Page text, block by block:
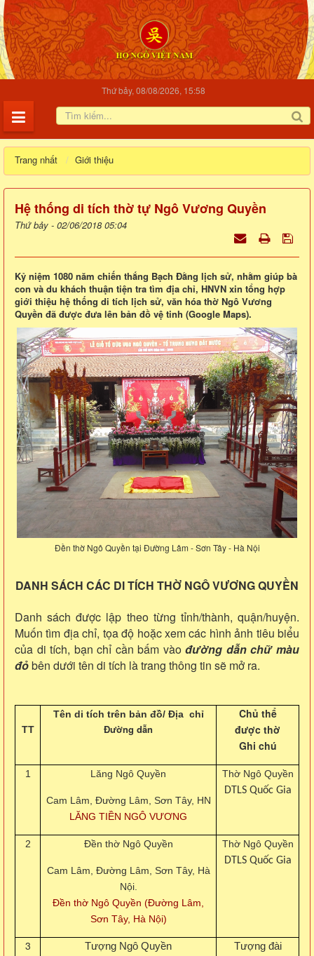
Thứ bảy, 08/08/2026, 15:58
Trang nhất Giới thiệu
Hệ thống di tích thờ tự Ngô Vương Quyền
Thứ bảy - 02/06/2018 05:04
Kỷ niệm 1080 năm chiến thắng Bạch Đằng lịch sử, nhằm giúp bà
con và du khách thuận tiện tra tìm địa chỉ, HNVN xin tổng hợp
giới thiệu hệ thống di tích lịch sử, văn hóa thờ Ngô Vương
Quyền đã được đưa lên bản đồ vệ tinh (Google Maps).
Đền thờ Ngô Quyền tại Đường Lâm - Sơn Tây - Hà Nội
DANH SÁCH CÁC DI TÍCH THỜ NGÔ VƯƠNG QUYỀN
Danh sách được lập theo từng tỉnh/thành, quận/huyện.
Muốn tìm địa chỉ, tọa độ hoặc xem các hình ảnh tiêu biểu
của di tích, bạn chỉ cần bấm vàođường dẫn chữ màu
đỏbên dưới tên di tích là trang thông tin sẽ mở ra.
TT
Tên di tích trên bản đồ/ Địa chỉ
Đường dẫn
Chủ thể
được thờ
Ghi chú
1 Lăng Ngô Quyền
Cam Lâm, Đường Lâm, Sơn Tây, HN
LĂNG TIỀN NGÔ VƯƠNG
Thờ Ngô Quyền
DTLS Quốc Gia
2 Đền thờ Ngô Quyền
Cam Lâm, Đường Lâm, Sơn Tây, Hà
Nội.
Đền thờ Ngô Quyền (Đường Lâm,
Sơn Tây, Hà Nội)
Thờ Ngô Quyền
DTLS Quốc Gia
3
Tượng Ngô Quyền
Tượng đài